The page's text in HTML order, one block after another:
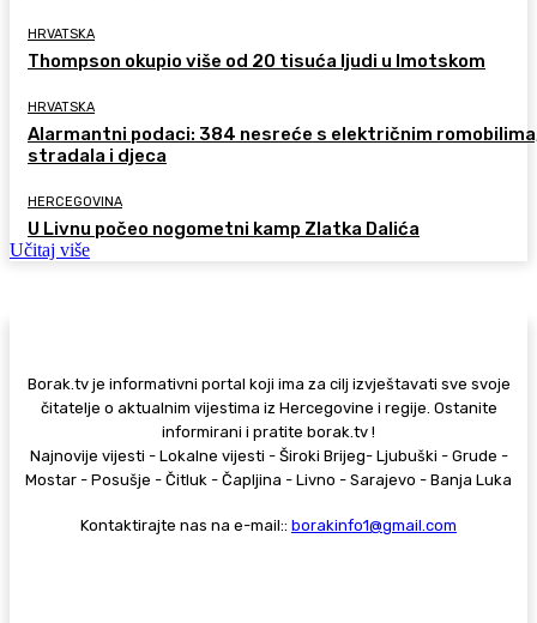
HRVATSKA
Thompson okupio više od 20 tisuća ljudi u Imotskom
HRVATSKA
Alarmantni podaci: 384 nesreće s električnim
stradala i djeca
HERCEGOVINA
U Livnu počeo nogometni kamp Zlatka Dalića
Učitaj više
Borak.tv je informativni portal koji ima za cilj izvještavati sve svoje
čitatelje o aktualnim vijestima iz Hercegovine i regije. Ostanite
informirani i pratite borak.tv !
Najnovije vijesti - Lokalne vijesti - Široki Brijeg- Ljubuški - Grude -
Mostar - Posušje - Čitluk - Čapljina - Livno - Sarajevo - Banja Luka
Kontaktirajte nas na e-mail:: borakinfo1@gmail.com